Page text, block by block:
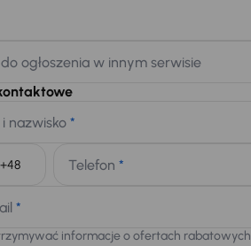
ogłoszenia w innym serwisie
nazwisko *
Telefon *
*
informacje o ofertach rabatowych